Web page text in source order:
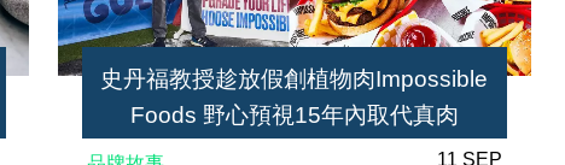
史丹福教授趁放假創植物肉Impossible
Foods 野心預視15年內取代真肉
11 SEP